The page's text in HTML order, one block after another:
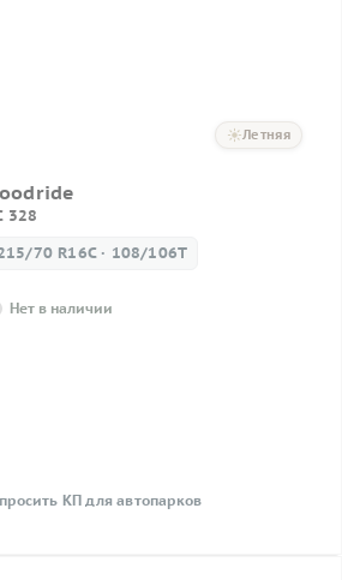
Летняя
328
70 R16C · 108/106T
Нет в наличии
КП для автопарков